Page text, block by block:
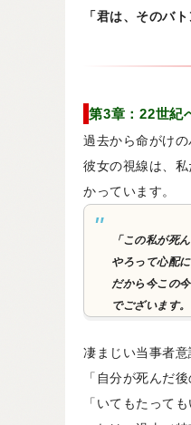
「君は、そのバ
第3章：22世紀
過去から命がけ
彼女の視線は、
かっています。
「この私が死
やろって心配
だから今この
でございます。
凄まじい当事者意
「自分が死んだ
「いてもたって